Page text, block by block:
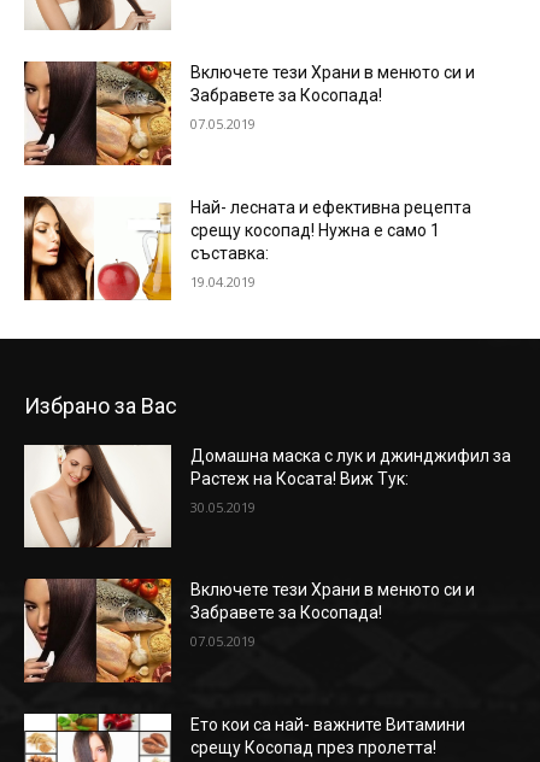
Включете тези Храни в менюто си и
Забравете за Косопада!
07.05.2019
Най- лесната и ефективна рецепта
срещу косопад! Нужна е само 1
съставка:
19.04.2019
Избрано за Вас
Домашна маска с лук и джинджифил за
Растеж на Косата! Виж Тук:
30.05.2019
Включете тези Храни в менюто си и
Забравете за Косопада!
07.05.2019
Ето кои са най- важните Витамини
срещу Косопад през пролетта!